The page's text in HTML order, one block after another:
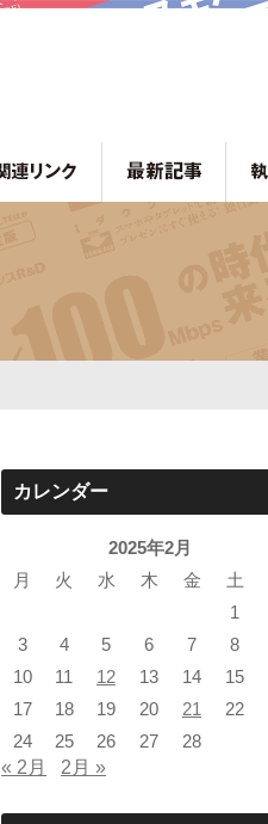
カレンダー
2025年2月
月
火 水 木 金 土
1
3
4 5 6 7 8
10
11 12 13 14 15
17
18 19 20 21 22
24
25 26 27 28
« 2月 2月 »